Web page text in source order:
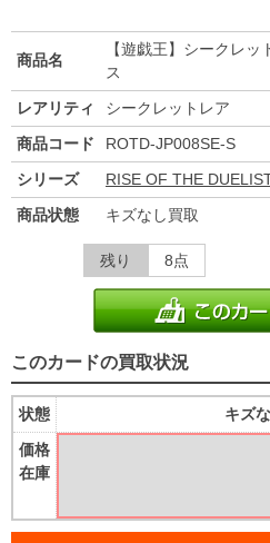
商品名
【遊戯王】シークレ
ス
レアリティ
シークレットレア
商品コード
ROTD-JP008SE-S
シリーズ
RISE OF THE
商品状態
キズなし買取
残り 8点
このカードの買取状況
状態
価格
在庫
キズ